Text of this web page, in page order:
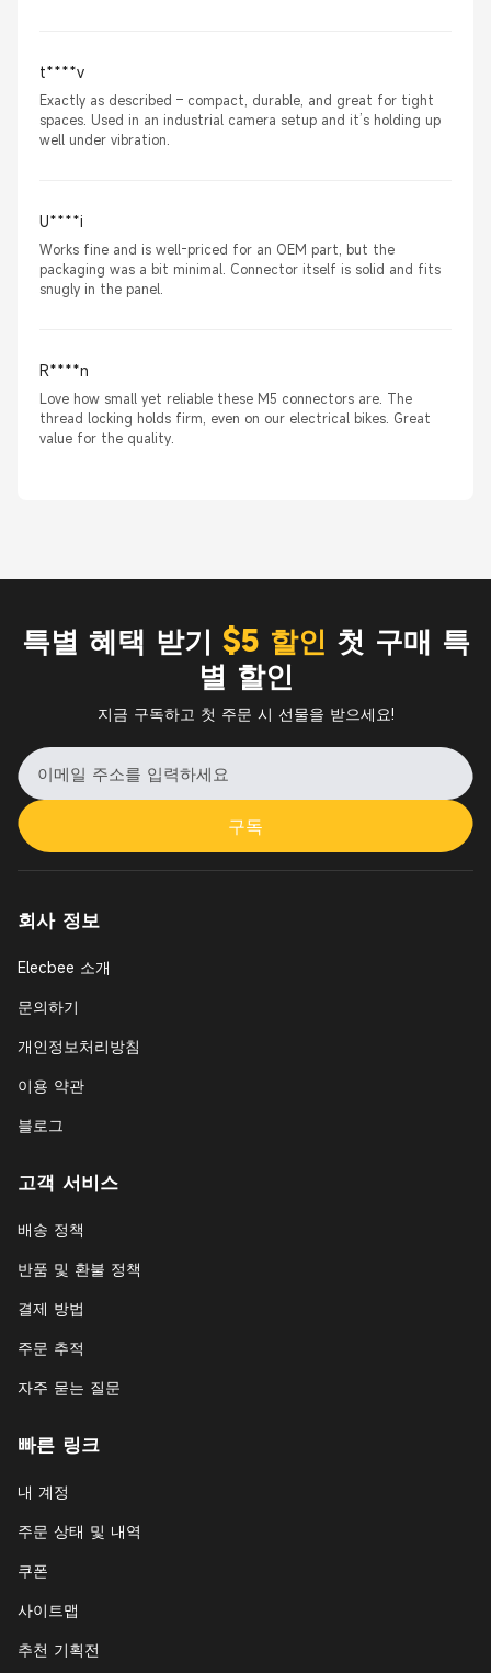
t****v
Exactly as described – compact, durable, and great for tight
spaces. Used in an industrial camera setup and it’s holding up
well under vibration.
U****i
Works fine and is well-priced for an OEM part, but the
packaging was a bit minimal. Connector itself is solid and fits
snugly in the panel.
R****n
Love how small yet reliable these M5 connectors are. The
thread locking holds firm, even on our electrical bikes. Great
value for the quality.
특별 혜택 받기 $5 할인 첫 구매 특
별 할인
지금 구독하고 첫 주문 시 선물을 받으세요!
구독
회사 정보
Elecbee 소개
문의하기
개인정보처리방침
이용 약관
블로그
고객 서비스
배송 정책
반품 및 환불 정책
결제 방법
주문 추적
자주 묻는 질문
빠른 링크
내 계정
주문 상태 및 내역
쿠폰
사이트맵
추천 기획전